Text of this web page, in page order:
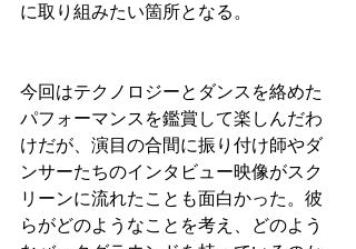
に取り組みたい箇所となる。
今回はテクノロジーとダンスを絡めた
パフォーマンスを鑑賞して楽しんだわ
けだが、演目の合間に振り付け師やダ
ンサーたちのインタビュー映像がスク
リーンに流れたことも面白かった。彼
らがどのようなことを考え、どのよう